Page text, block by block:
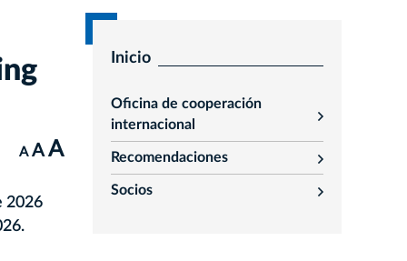
A A A
2026
Inicio
Oficina de cooperación
internacional
rozwiń
Recomendaciones
rozwiń
Socios
rozwiń